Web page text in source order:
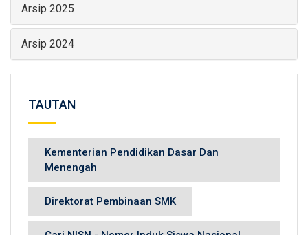
Arsip 2025
Arsip 2024
TAUTAN
Kementerian Pendidikan Dasar Dan
Menengah
Direktorat Pembinaan SMK